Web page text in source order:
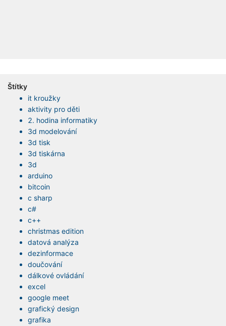
Štítky
it kroužky
aktivity pro děti
2. hodina informatiky
3d modelování
3d tisk
3d tiskárna
3d
arduino
bitcoin
c sharp
c#
c++
christmas edition
datová analýza
dezinformace
doučování
dálkové ovládání
excel
google meet
grafický design
grafika